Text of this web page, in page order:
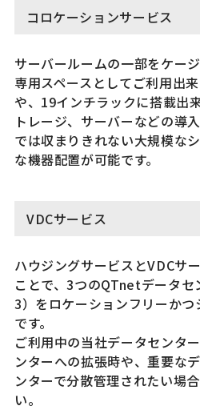
コロケーションサービス
サーバールームの一部をケー
専用スペースとしてご利用出
や、19インチラックに搭載出
トレージ、サーバーなどの導
では収まりきれない大規模な
な機器配置が可能です。
VDCサービス
ハウジングサービスとVDCサ
ことで、3つのQTnetデータセ
3）をロケーションフリーか
です。
ご利用中の当社データセンタ
ンターへの拡張時や、重要な
ンターで分散管理されたい場
い。